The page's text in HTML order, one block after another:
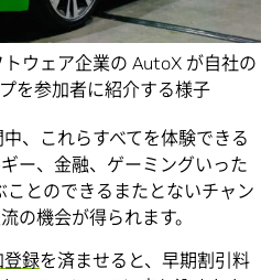
ウェア企業の AutoX が自社の
を参加者に紹介する様子
、これらすべてを体験できる
ー、金融、ゲーミングいった
ことのできるまたとないチャン
の機会が得られます。
登録を済ませると、早期割引料